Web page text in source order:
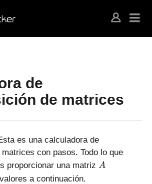
de
de matrices
es una calculadora de
con pasos. Todo lo que
proporcionar una matriz A
A
a continuación.